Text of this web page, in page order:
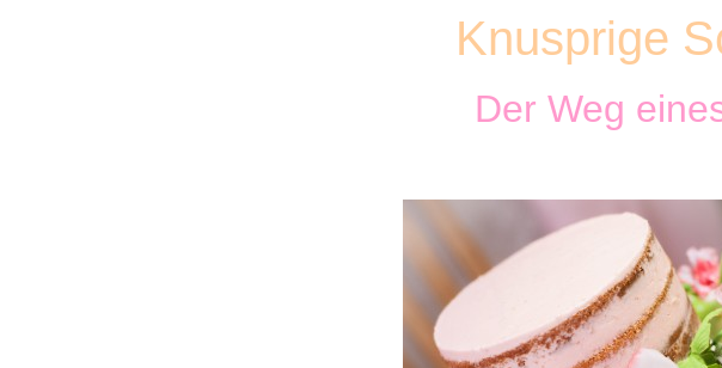
Knusprige
Der Weg